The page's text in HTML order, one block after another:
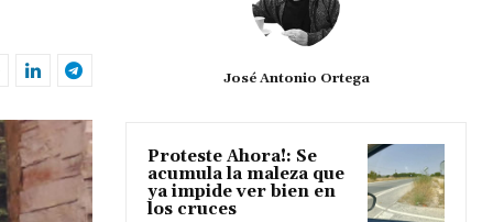
José Antonio Ortega
Proteste Ahora!: Se
acumula la maleza que
ya impide ver bien en
los cruces